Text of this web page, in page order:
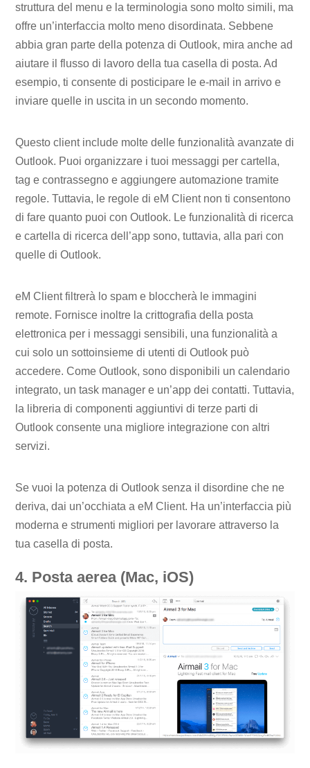
struttura del menu e la terminologia sono molto simili, ma
offre un’interfaccia molto meno disordinata. Sebbene
abbia gran parte della potenza di Outlook, mira anche ad
aiutare il flusso di lavoro della tua casella di posta. Ad
esempio, ti consente di posticipare le e-mail in arrivo e
inviare quelle in uscita in un secondo momento.
Questo client include molte delle funzionalità avanzate di
Outlook. Puoi organizzare i tuoi messaggi per cartella,
tag e contrassegno e aggiungere automazione tramite
regole. Tuttavia, le regole di eM Client non ti consentono
di fare quanto puoi con Outlook. Le funzionalità di ricerca
e cartella di ricerca dell’app sono, tuttavia, alla pari con
quelle di Outlook.
eM Client filtrerà lo spam e bloccherà le immagini
remote. Fornisce inoltre la crittografia della posta
elettronica per i messaggi sensibili, una funzionalità a
cui solo un sottoinsieme di utenti di Outlook può
accedere. Come Outlook, sono disponibili un calendario
integrato, un task manager e un’app dei contatti. Tuttavia,
la libreria di componenti aggiuntivi di terze parti di
Outlook consente una migliore integrazione con altri
servizi.
Se vuoi la potenza di Outlook senza il disordine che ne
deriva, dai un’occhiata a eM Client. Ha un’interfaccia più
moderna e strumenti migliori per lavorare attraverso la
tua casella di posta.
4. Posta aerea (Mac, iOS)